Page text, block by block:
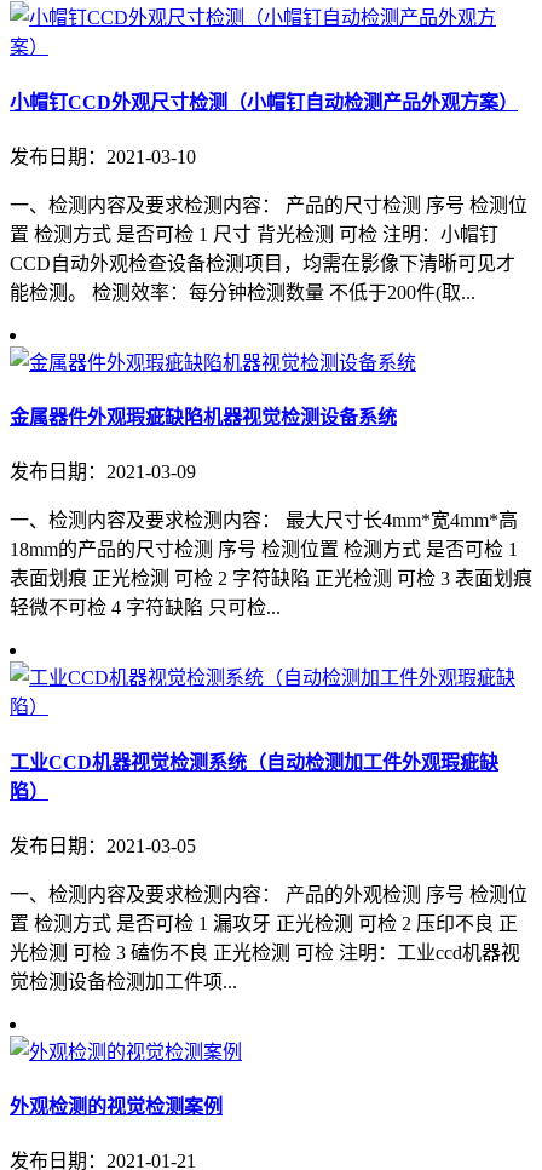
小帽钉CCD外观尺寸检测（小帽钉自动检测产品外观方案）
发布日期：2021-03-10
一、检测内容及要求检测内容： 产品的尺寸检测 序号 检测位
置 检测方式 是否可检 1 尺寸 背光检测 可检 注明：小帽钉
CCD自动外观检查设备检测项目，均需在影像下清晰可见才
能检测。 检测效率：每分钟检测数量 不低于200件(取...
金属器件外观瑕疵缺陷机器视觉检测设备系统
发布日期：2021-03-09
一、检测内容及要求检测内容： 最大尺寸长4mm*宽4mm*高
18mm的产品的尺寸检测 序号 检测位置 检测方式 是否可检 1
表面划痕 正光检测 可检 2 字符缺陷 正光检测 可检 3 表面划痕
轻微不可检 4 字符缺陷 只可检...
工业CCD机器视觉检测系统（自动检测加工件外观瑕疵缺
陷）
发布日期：2021-03-05
一、检测内容及要求检测内容： 产品的外观检测 序号 检测位
置 检测方式 是否可检 1 漏攻牙 正光检测 可检 2 压印不良 正
光检测 可检 3 磕伤不良 正光检测 可检 注明：工业ccd机器视
觉检测设备检测加工件项...
外观检测的视觉检测案例
发布日期：2021-01-21